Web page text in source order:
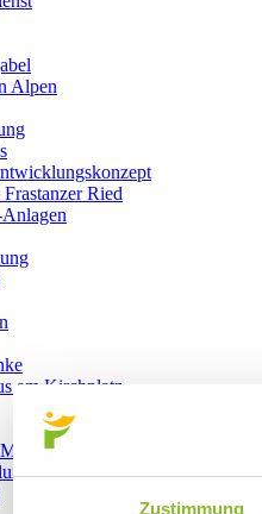
Zustimmung
Alpen
Ried
am Kirchplatz